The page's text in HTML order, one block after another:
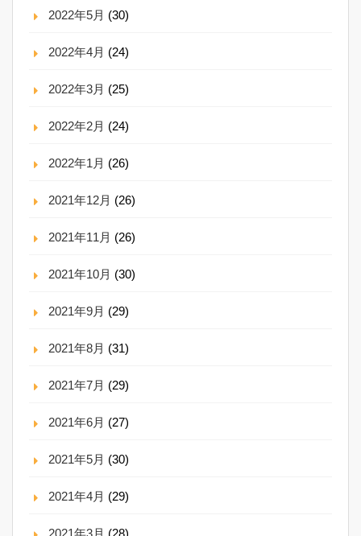
2022年5月 (30)
2022年4月 (24)
2022年3月 (25)
2022年2月 (24)
2022年1月 (26)
2021年12月 (26)
2021年11月 (26)
2021年10月 (30)
2021年9月 (29)
2021年8月 (31)
2021年7月 (29)
2021年6月 (27)
2021年5月 (30)
2021年4月 (29)